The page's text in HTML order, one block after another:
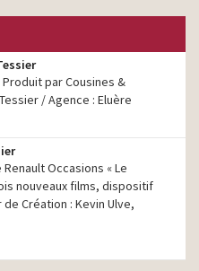
par Cousines &
/ Agence : Eluère
Occasions « Le
nouveaux films, dispositif
Création : Kevin Ulve,